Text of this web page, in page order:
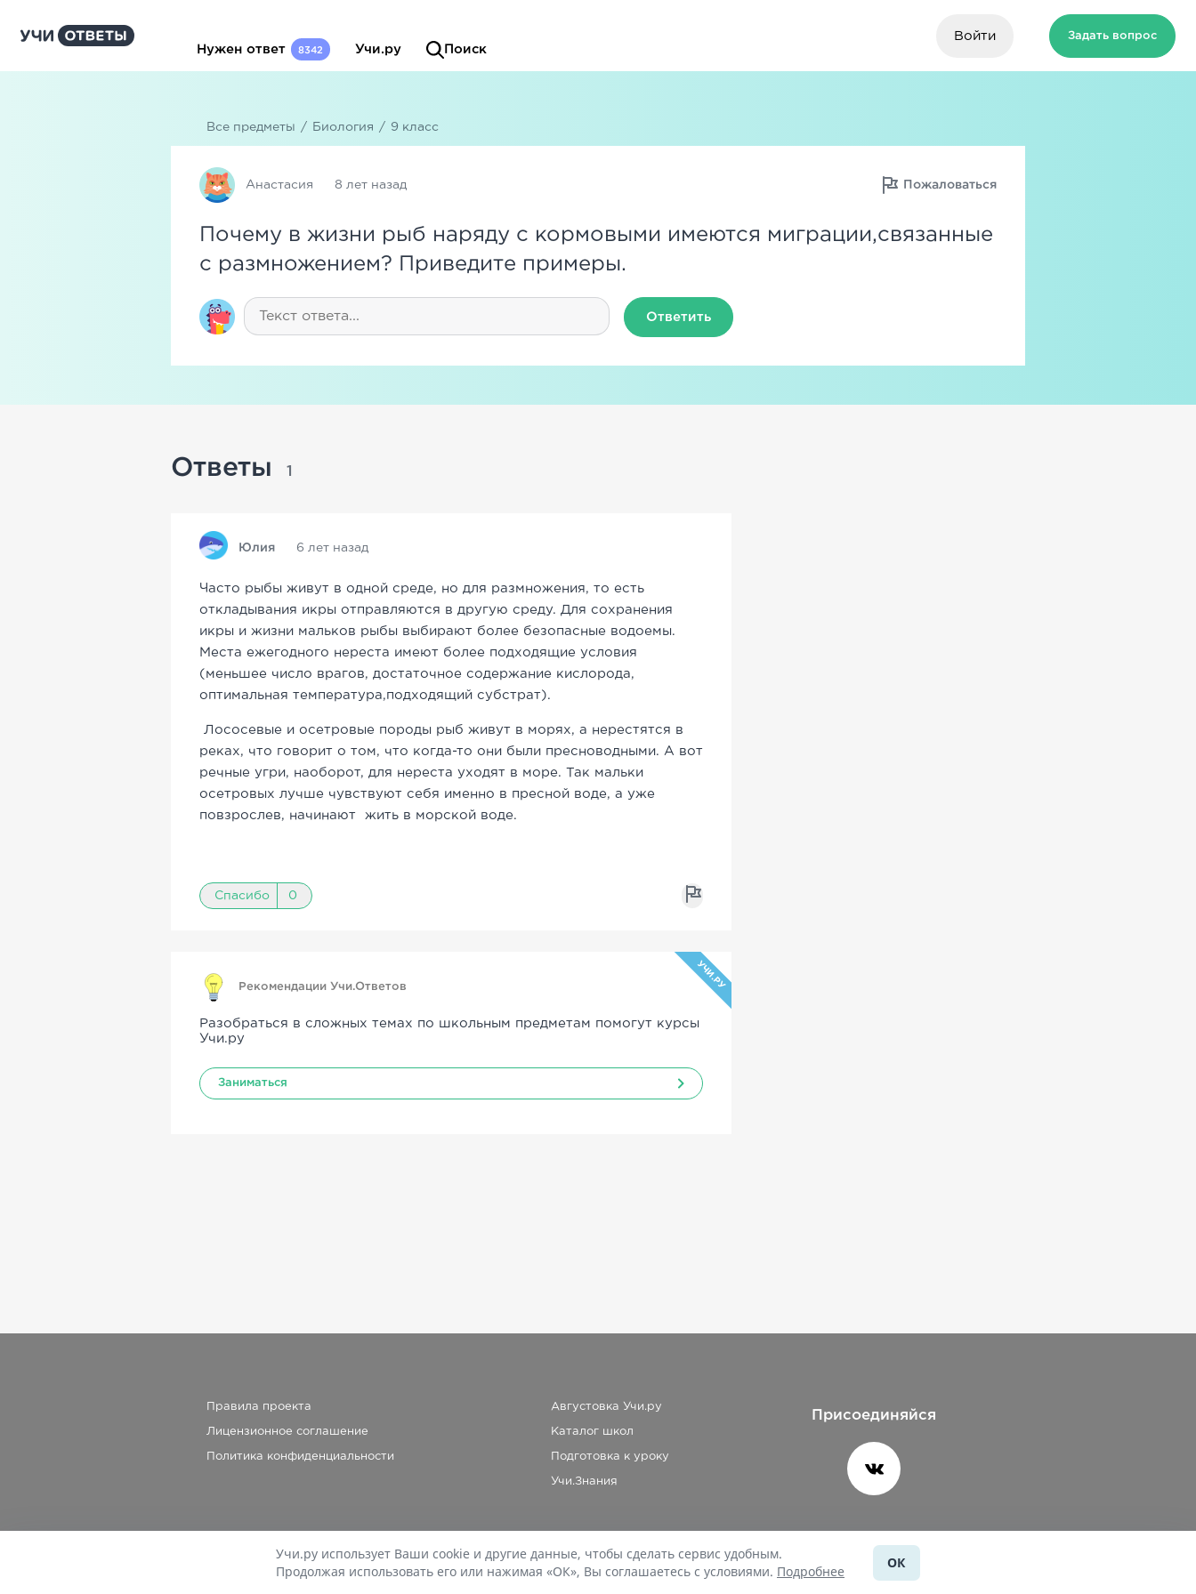
Нужен ответ 8342 Учи.ру Поиск
Войти Задать вопрос
Все предметы / Биология / 9 класс
Анастасия 8 лет назад Пожаловаться
Почему в жизни рыб наряду с кормовыми имеются миграции,связанные
с размножением? Приведите примеры.
Ответить
Ответы 1
Юлия 6 лет назад
Часто рыбы живут в одной среде, но для размножения, то есть
откладывания икры отправляются в другую среду. Для сохранения
икры и жизни мальков рыбы выбирают более безопасные водоемы.
Места ежегодного нереста имеют более подходящие условия
(меньшее число врагов, достаточное содержание кислорода,
оптимальная температура,подходящий субстрат).
Лососевые и осетровые породы рыб живут в морях, а нерестятся в
реках, что говорит о том, что когда-то они были пресноводными. А вот
речные угри, наоборот, для нереста уходят в море. Так мальки
осетровых лучше чувствуют себя именно в пресной воде, а уже
повзрослев, начинают жить в морской воде.
Спасибо 0
Рекомендации Учи.Ответов УЧИ.РУ
Разобраться в сложных темах по школьным предметам помогут курсы
Учи.ру
Заниматься
Правила проекта
Лицензионное соглашение
Политика конфиденциальности
Августовка Учи.ру
Каталог школ
Подготовка к уроку
Учи.Знания
Присоединяйся
При копировании материалов uchi.ru/otvety ссылка на сайт обязательна.
Учи.ру использует Ваши cookie и другие данные, чтобы сделать сервис удобным.
Продолжая использовать его или нажимая «ОК», Вы соглашаетесь с условиями. Подробнее
ОК